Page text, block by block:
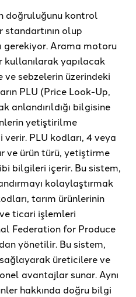
doğruluğunu kontrol
standartının olup
gerekiyor. Arama motoru
yapılacak
sebzelerin üzerindeki
PLU (Price Look-Up,
anlandırıldığı bilgisine
yetiştirilme
PLU kodları, 4 veya
ve ürün türü, yetiştirme
bilgileri içerir. Bu sistem,
kolaylaştırmak
tarım ürünlerinin
ticari işlemleri
Federation for Produce
yönetilir. Bu sistem,
üreticilere ve
avantajlar sunar. Aynı
hakkında doğru bilgi